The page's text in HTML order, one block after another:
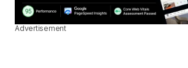
Advertisement